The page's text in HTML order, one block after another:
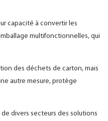
capacité à convertir les
multifonctionnelles, qui
des déchets de carton, mais
autre mesure, protège
divers secteurs des solutions